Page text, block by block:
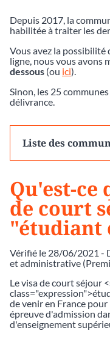
Depuis 2017, la
habilitée à traiter les
Vous avez la possibilité
ligne, nous vous avons
dessous (ou ici).
Sinon, les 25
délivrance.
Liste des
Qu'est-ce
de court
"étudiant
Vérifié le 28/06/2021 -
et administrative
Le visa de court séjour
de venir en France
épreuve d'admission
d'enseignement